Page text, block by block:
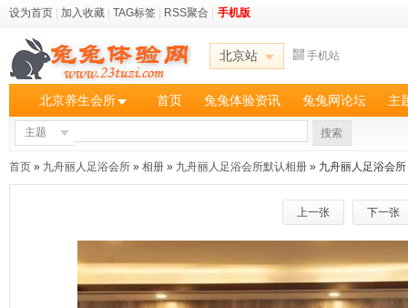
设为首页 加入收藏 TAG标签 RSS聚合 手机版
北京站 手机站
北京养生会所 首页 兔兔体验资讯 兔兔网论坛 主
主题 搜索
首页 » 九舟丽人足浴会所 » 相册 » 九舟丽人足浴会所默认相册 » 九舟丽人足浴会所
上一张 下一张